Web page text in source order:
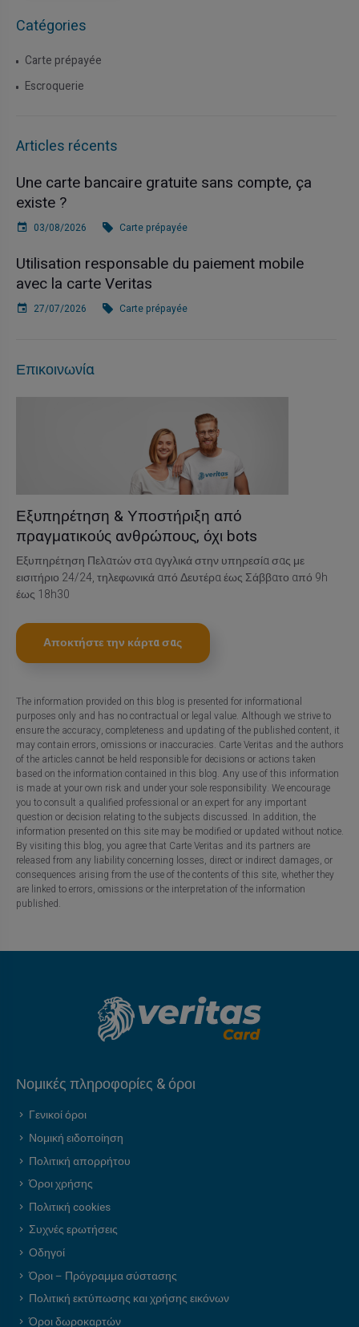
Catégories
Carte prépayée
Escroquerie
Articles récents
Une carte bancaire gratuite sans compte, ça
existe ?
03/08/2026 Carte prépayée
Utilisation responsable du paiement mobile
avec la carte Veritas
27/07/2026 Carte prépayée
Επικοινωνία
Εξυπηρέτηση & Υποστήριξη από
πραγματικούς ανθρώπους, όχι bots
Εξυπηρέτηση Πελατών στα αγγλικά στην υπηρεσία σας με
εισιτήριο 24/24, τηλεφωνικά από Δευτέρα έως Σάββατο από 9h
έως 18h30
Αποκτήστε την κάρτα σας
The information provided on this blog is presented for informational
purposes only and has no contractual or legal value. Although we strive to
ensure the accuracy, completeness and updating of the published content, it
may contain errors, omissions or inaccuracies. Carte Veritas and the authors
of the articles cannot be held responsible for decisions or actions taken
based on the information contained in this blog. Any use of this information
is made at your own risk and under your sole responsibility. We encourage
you to consult a qualified professional or an expert for any important
question or decision relating to the subjects discussed. In addition, the
information presented on this site may be modified or updated without notice.
By visiting this blog, you agree that Carte Veritas and its partners are
released from any liability concerning losses, direct or indirect damages, or
consequences arising from the use of the contents of this site, whether they
are linked to errors, omissions or the interpretation of the information
published.
Νομικές πληροφορίες & όροι
Γενικοί όροι
Νομική ειδοποίηση
Πολιτική απορρήτου
Όροι χρήσης
Πολιτική cookies
Συχνές ερωτήσεις
Οδηγοί
Όροι – Πρόγραμμα σύστασης
Πολιτική εκτύπωσης και χρήσης εικόνων
Όροι δωροκαρτών